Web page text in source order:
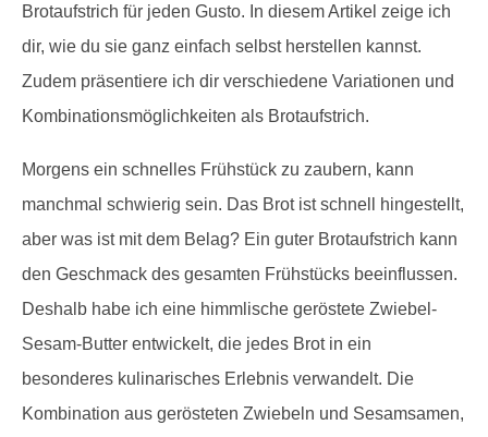
Brotaufstrich für jeden Gusto. In diesem Artikel zeige ich
dir, wie du sie ganz einfach selbst herstellen kannst.
Zudem präsentiere ich dir verschiedene Variationen und
Kombinationsmöglichkeiten als Brotaufstrich.
Morgens ein schnelles Frühstück zu zaubern, kann
manchmal schwierig sein. Das Brot ist schnell hingestellt,
aber was ist mit dem Belag? Ein guter Brotaufstrich kann
den Geschmack des gesamten Frühstücks beeinflussen.
Deshalb habe ich eine himmlische geröstete Zwiebel-
Sesam-Butter entwickelt, die jedes Brot in ein
besonderes kulinarisches Erlebnis verwandelt. Die
Kombination aus gerösteten Zwiebeln und Sesamsamen,